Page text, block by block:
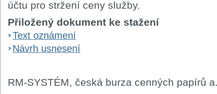
účtu pro stržení ceny služby.
Přiložený dokument ke stažení
Text oznámení
Návrh usnesení
RM-SYSTÉM, česká burza cenných papírů